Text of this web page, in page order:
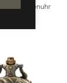
Taschenuhr